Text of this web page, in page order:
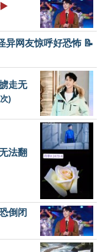
异网友惊呼好恐怖 📝
走无
次)
法翻
倒闭